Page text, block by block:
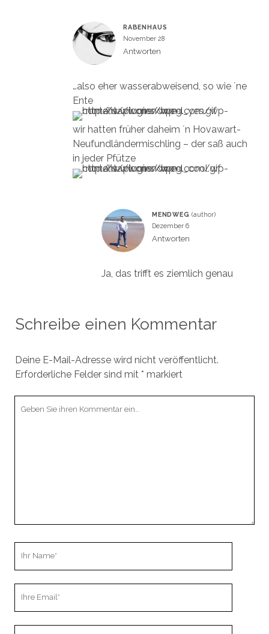
RABENHAUS
November 28
Antworten
…also eher wasserabweisend, so wie ´ne
Ente
wir hatten früher daheim ´n Hovawart-
Neufundländermischling – der saß auch
in jeder Pfütze
MENDWEG
Dezember 6
Antworten
Ja, das trifft es ziemlich genau
Schreibe einen Kommentar
Deine E-Mail-Adresse wird nicht veröffentlicht.
Erforderliche Felder sind mit * markiert